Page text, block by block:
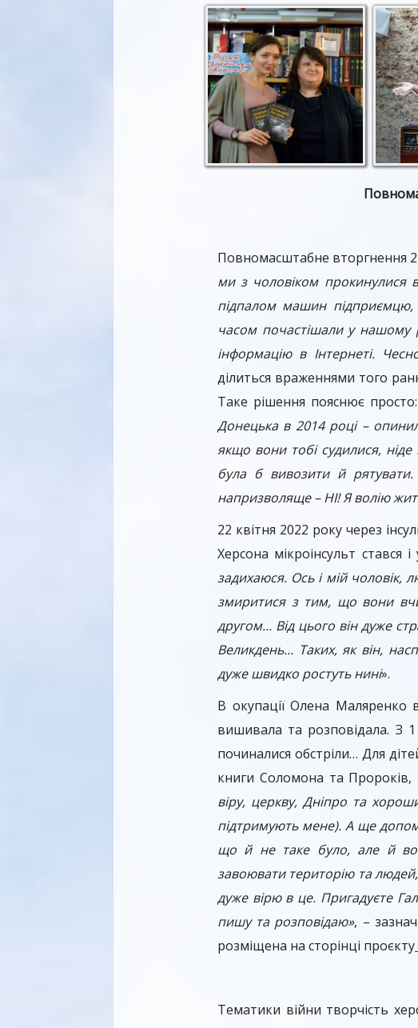
Повномасштабне вторгнення
ми з чоловіком прокинулися
підпалом машин підприємцю,
часом почастішали у нашому
інформацію в Інтернеті.
ділиться враженнями того
Таке рішення пояснює
Донецька в 2014 році –
якщо вони тобі судилися,
була б вивозити й
напризволяще – НІ! Я волію
22 квітня 2022 року через
Херсона мікроінсульт
задихаюся. Ось і мій чоловік,
змиритися з тим, що вони
другом… Від цього він дуже
Великдень… Таких, як він,
дуже швидко ростуть нині».
В окупації Олена Маляренко
вишивала та розповідала. З
починалися обстріли… Для
книги Соломона та
віру, церкву, Дніпро та
підтримують мене). А ще
що й не таке було, але й
завоювати територію та
дуже вірю в це. Пригадуєте
пишу та розповідаю», –
розміщена на сторінці проєкту
Тематики війни творчість